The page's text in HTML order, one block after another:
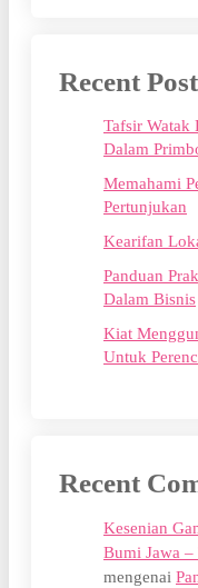
Recent
Tafsir Watak
Dalam
Memahami
Pertunjukan
Kearifan
Panduan
Dalam Bisnis
Kiat
Untuk
Recent
Kesenian
Bumi Jawa
mengenai